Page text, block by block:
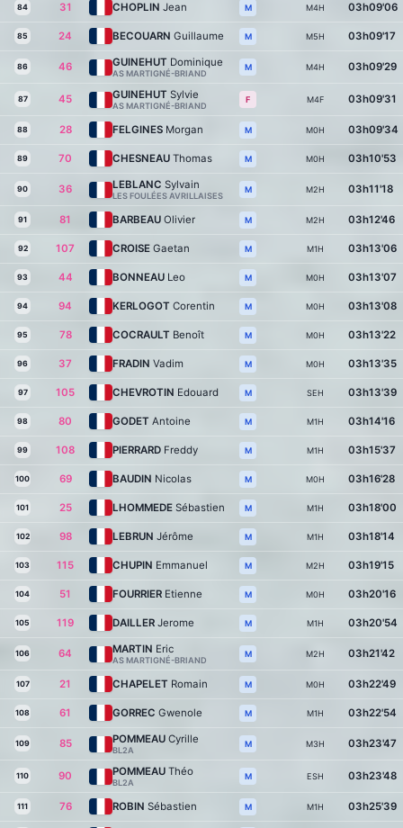
84 31 CHOPLIN Jean M M4H 03h09'06
85 24 BECOUARN Guillaume M M5H 03h09'17
86 46 GUINEHUT Dominique
AS MARTIGNÉ-BRIAND
M M4H 03h09'29
87 45 GUINEHUT Sylvie
AS MARTIGNÉ-BRIAND
F M4F 03h09'31
88 28 FELGINES Morgan M M0H 03h09'34
89 70 CHESNEAU Thomas M M0H 03h10'53
90 36 LEBLANC Sylvain
LES FOULÉES AVRILLAISES
M M2H 03h11'18
91 81 BARBEAU Olivier M M2H 03h12'46
92 107 CROISE Gaetan M M1H 03h13'06
93 44 BONNEAU Leo M M0H 03h13'07
94 94 KERLOGOT Corentin M M0H 03h13'08
95 78 COCRAULT Benoît M M0H 03h13'22
96 37 FRADIN Vadim M M0H 03h13'35
97 105 CHEVROTIN Edouard M SEH 03h13'39
98 80 GODET Antoine M M1H 03h14'16
99 108 PIERRARD Freddy M M1H 03h15'37
100 69 BAUDIN Nicolas M M0H 03h16'28
101 25 LHOMMEDE Sébastien M M1H 03h18'00
102 98 LEBRUN Jérôme M M1H 03h18'14
103 115 CHUPIN Emmanuel M M2H 03h19'15
104 51 FOURRIER Etienne M M0H 03h20'16
105 119 DAILLER Jerome M M1H 03h20'54
106 64 MARTIN Eric
AS MARTIGNÉ-BRIAND
M M2H 03h21'42
107 21 CHAPELET Romain M M0H 03h22'49
108 61 GORREC Gwenole M M1H 03h22'54
109 85 POMMEAU Cyrille
BL2A
M M3H 03h23'47
110 90 POMMEAU Théo
BL2A
M ESH 03h23'48
111 76 ROBIN Sébastien M M1H 03h25'39